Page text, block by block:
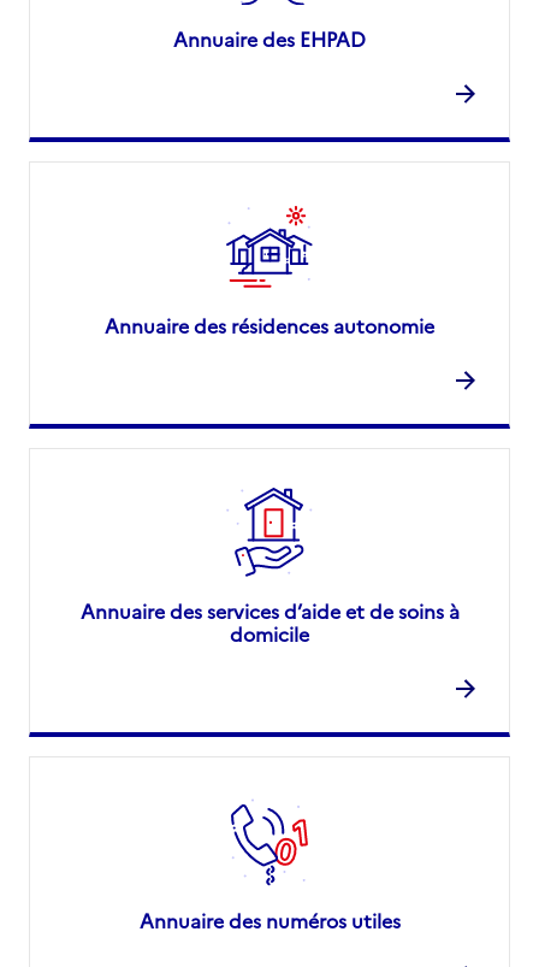
Annuaire des EHPAD
Annuaire des résidences autonomie
Annuaire des services d’aide et de soins à
domicile
Annuaire des numéros utiles